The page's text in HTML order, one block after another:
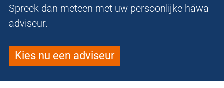
Spreek dan meteen met uw persoonlijke häwa
adviseur.
Kies nu een adviseur